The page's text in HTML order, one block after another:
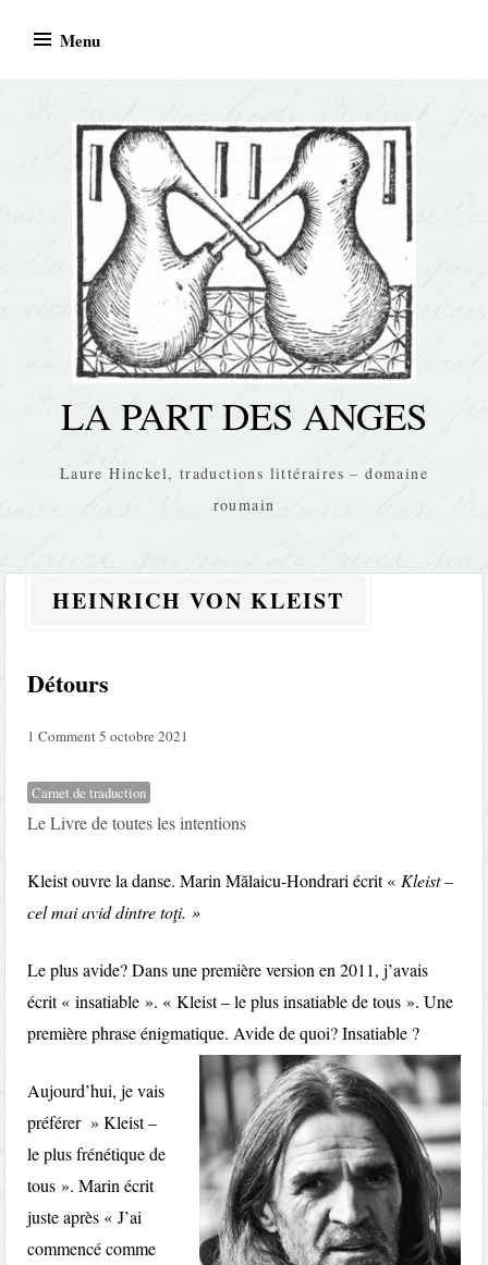
Menu
LA PART DES ANGES
Laure Hinckel, traductions littéraires – domaine
roumain
HEINRICH VON KLEIST
Détours
1 Comment5 octobre 2021
Carnet de traduction
Le Livre de toutes les intentions
Kleist ouvre la danse. Marin Mălaicu-Hondrari écrit « Kleist –
cel mai avid dintre toţi. »
Le plus avide? Dans une première version en 2011, j’avais
écrit « insatiable ». « Kleist – le plus insatiable de tous ». Une
première phrase énigmatique. Avide de quoi? Insatiable ?
Aujourd’hui, je vais
préférer » Kleist –
le plus frénétique de
tous ». Marin écrit
juste après « J’ai
commencé comme